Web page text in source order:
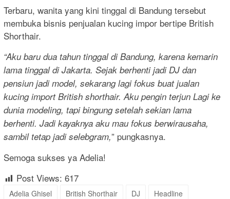
Terbaru, wanita yang kini tinggal di Bandung tersebut
membuka bisnis penjualan kucing impor bertipe British
Shorthair.
“Aku baru dua tahun tinggal di Bandung, karena kemarin
lama tinggal di Jakarta. Sejak berhenti jadi DJ dan
pensiun jadi model, sekarang lagi fokus buat jualan
kucing import British shorthair.Aku pengin terjun Lagi ke
dunia modeling, tapi bingung setelah sekian lama
berhenti. Jadi kayaknya aku mau fokus berwirausaha,
sambil tetap jadi selebgram,” pungkasnya.
Semoga sukses ya Adelia!
Post Views: 617
Adelia Ghisel British Shorthair DJ
Headline